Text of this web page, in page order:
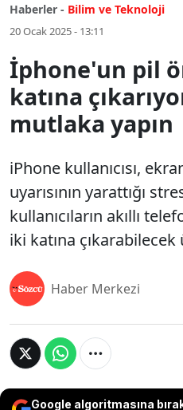
Haberler - Bilim ve Teknoloji
20 Ocak 2025 - 13:11
İphone'un pil
katına
mutlaka yapın
iPhone kullanıcısı,
uyarısının yarattığı
kullanıcıların akıllı
iki katına çıkarabilecek
Haber Merkezi
Google algoritmasına